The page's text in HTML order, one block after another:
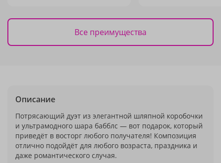
Все преимущества
Описание
Потрясающий дуэт из элегантной шляпной коробочки
и ультрамодного шара бабблс — вот подарок, который
приведёт в восторг любого получателя! Композиция
отлично подойдёт для любого возраста, праздника и
даже романтического случая.